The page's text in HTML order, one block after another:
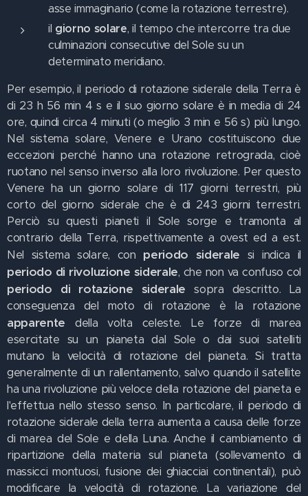
asse immaginario (come la rotazione terrestre).
il giorno solare, il tempo che intercorre tra due
culminazioni consecutive del Sole su un
determinato meridiano.
Per esempio, il periodo di rotazione siderale della Terra è
di 23 h 56 min 4 s e il suo giorno solare è in media di 24
ore, quindi circa 4 minuti (o meglio 3 min e 56 s) più lungo.
Nel sistema solare, Venere e Urano costituiscono due
eccezioni perché hanno una rotazione retrograda, cioè
ruotano nel senso inverso alla loro rivoluzione. Per questo
Venere ha un giorno solare di 117 giorni terrestri, più
corto del giorno siderale che è di 243 giorni terrestri.
Perciò su questi pianeti il Sole sorge e tramonta al
contrario della Terra, rispettivamente a ovest ed a est.
Nel sistema solare, con periodo siderale si indica il
periodo di rivoluzione siderale, che non va confuso col
periodo di rotazione siderale sopra descritto. La
conseguenza del moto di rotazione è la rotazione
apparente della volta celeste. Le forze di marea
esercitate su un pianeta dal Sole o dai suoi satelliti
mutano la velocità di rotazione del pianeta. Si tratta
generalmente di un rallentamento, salvo quando il satellite
ha una rivoluzione più veloce della rotazione del pianeta e
l'effettua nello stesso senso. In particolare, il periodo di
rotazione siderale della terra aumenta a causa delle forze
di marea del Sole e della Luna. Anche il cambiamento di
ripartizione della materia sul pianeta (sollevamento di
massicci montuosi, fusione dei ghiacciai continentali), può
modificare la velocità di rotazione. La variazione del